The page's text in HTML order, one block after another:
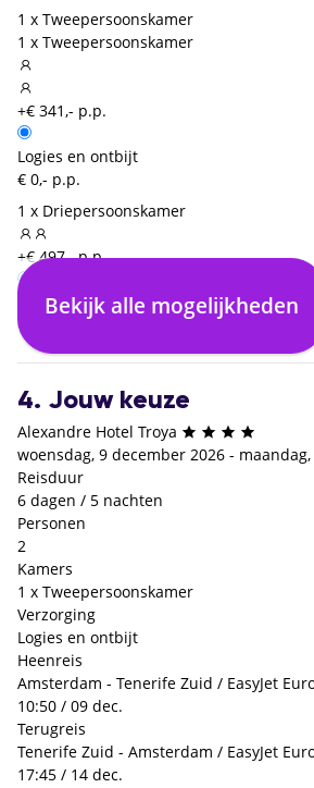
1 x Tweepersoonskamer
1 x Tweepersoonskamer
+€ 341,- p.p.
Logies en ontbijt
€ 0,- p.p.
1 x Driepersoonskamer
+€ 497,- p.p.
Logies en ontbijt
€ 0,- p.p.
Halfpension
+€ 25,- p.p.
All inclusive
Bekijk alle mogelijkheden
4. Jouw keuze
Alexandre Hotel Troya
woensdag, 9 december 2026 -
Reisduur
6 dagen / 5 nachten
Personen
2
Kamers
1 x Tweepersoonskamer
Verzorging
Logies en ontbijt
Heenreis
Amsterdam - Tenerife Zuid / EasyJet
10:50 / 09 dec.
Terugreis
Tenerife Zuid - Amsterdam / EasyJet
17:45 / 14 dec.